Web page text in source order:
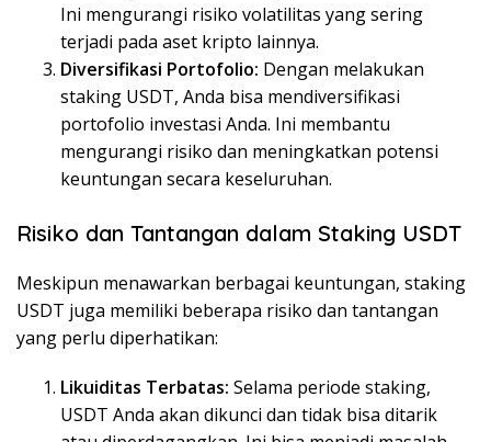
Ini mengurangi risiko volatilitas yang sering
terjadi pada aset kripto lainnya.
Diversifikasi Portofolio: Dengan melakukan
staking USDT, Anda bisa mendiversifikasi
portofolio investasi Anda. Ini membantu
mengurangi risiko dan meningkatkan potensi
keuntungan secara keseluruhan.
Risiko dan Tantangan dalam Staking USDT
Meskipun menawarkan berbagai keuntungan, staking
USDT juga memiliki beberapa risiko dan tantangan
yang perlu diperhatikan:
Likuiditas Terbatas: Selama periode staking,
USDT Anda akan dikunci dan tidak bisa ditarik